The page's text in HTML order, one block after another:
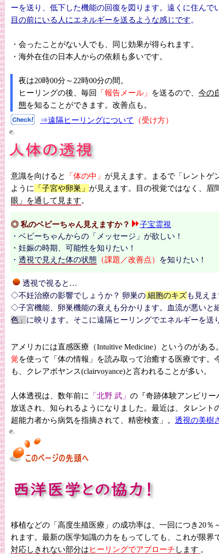
ーを送り、低下した機能の回復を図ります。遠くに住んで
目の前にいる人にエネルギーを送るような感じです。
・会ったことがない人でも、同じ効果が得られます。
・海外在住の日本人からの依頼も多いです。
夜は20時00分～22時00分の間。
ヒーリングの後、毎回
「報告メール」 を送るので、 今の
態を知ることができます。改善点も。
⇒遠隔ヒーリングについて
（受け方）
意識を向けると 「体の中」 が見えます。まるで「レントゲ
ように
「子宮や卵巣」 が見えます。 目の視覚ではなく
、眉
眼」を通して見ます。
◎ 私のベビーちゃん見えますか？
子宝霊視
・ ベビーちゃんからの「メッセージ」が欲しい！
・ 妊娠の時期、可能性を知りたい！
・ 透視で見えた体の状態 （課題／改善点） を知りたい！
透視で視ると…
◇不妊治療の影響でしょうか ？ 卵巣の 細胞のキズも見え
◇子宮機能、卵巣機能の衰えも分かります。血流が悪いと
色」 に映ります。そこに遠隔ヒーリングでエネルギーを送
アメリカには直感医療 （Intuitive Medicine）というのがある
覚を使って「体の情報」を読み取って治癒する医療です。
も、クレアボヤンス(clairvoyance)と言われることが多い。
人体透視は、数年前に 「北野 武」 の 『奇跡体験アンビリー
放送され、知られるようになりました。最近は、タレント
超能力者から病気を指摘されて、精密検査」。 透視の美樹
移植などの「高度生殖医療」の成功率は、一回につき20％
れます。最新の医学知識の力をもってしても、これが限界
対応しきれない部分は ヒーリングでアプローチ します 。